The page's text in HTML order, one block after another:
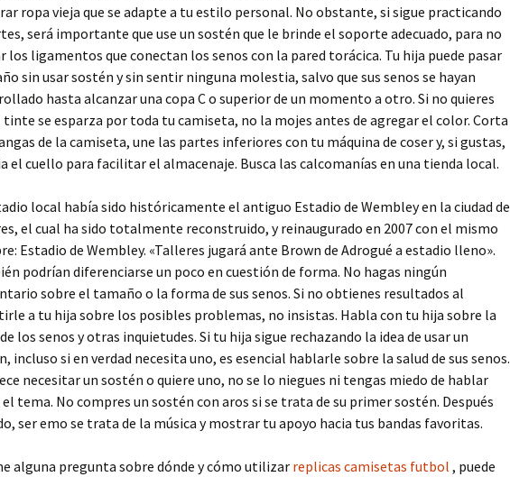
ropa vieja que se adapte a tu estilo personal. No obstante, si sigue practicando
será importante que use un sostén que le brinde el soporte adecuado, para no
los ligamentos que conectan los senos con la pared torácica. Tu hija puede pasar
sin usar sostén y sin sentir ninguna molestia, salvo que sus senos se hayan
hasta alcanzar una copa C o superior de un momento a otro. Si no quieres
tinte se esparza por toda tu camiseta, no la mojes antes de agregar el color. Corta
de la camiseta, une las partes inferiores con tu máquina de coser y, si gustas,
el cuello para facilitar el almacenaje. Busca las calcomanías en una tienda local.
local había sido históricamente el antiguo Estadio de Wembley en la ciudad de
el cual ha sido totalmente reconstruido, y reinaugurado en 2007 con el mismo
Estadio de Wembley. «Talleres jugará ante Brown de Adrogué a estadio lleno».
podrían diferenciarse un poco en cuestión de forma. No hagas ningún
sobre el tamaño o la forma de sus senos. Si no obtienes resultados al
a tu hija sobre los posibles problemas, no insistas. Habla con tu hija sobre la
los senos y otras inquietudes. Si tu hija sigue rechazando la idea de usar un
incluso si en verdad necesita uno, es esencial hablarle sobre la salud de sus senos.
necesitar un sostén o quiere uno, no se lo niegues ni tengas miedo de hablar
tema. No compres un sostén con aros si se trata de su primer sostén. Después
ser emo se trata de la música y mostrar tu apoyo hacia tus bandas favoritas.
alguna pregunta sobre dónde y cómo utilizar replicas camisetas futbol , puede